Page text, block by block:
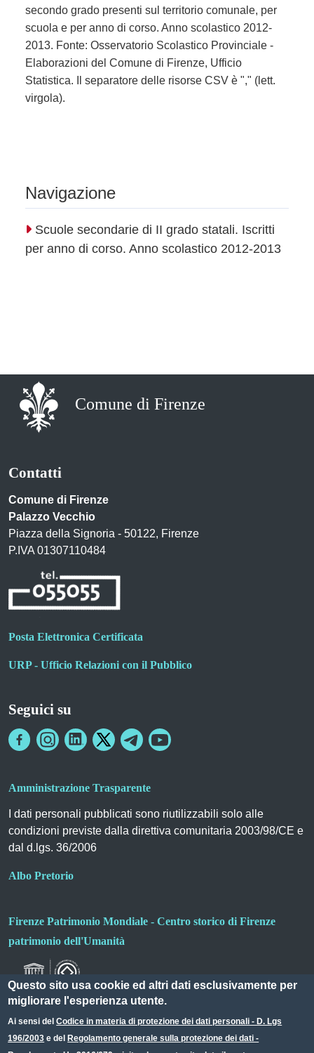
secondo grado presenti sul territorio comunale, per
scuola e per anno di corso. Anno scolastico 2012-
2013. Fonte: Osservatorio Scolastico Provinciale -
Elaborazioni del Comune di Firenze, Ufficio
Statistica. Il separatore delle risorse CSV è "," (lett.
virgola).
Navigazione
Scuole secondarie di II grado statali. Iscritti
per anno di corso. Anno scolastico 2012-2013
Comune di Firenze
Contatti
Comune di Firenze
Palazzo Vecchio
Piazza della Signoria - 50122, Firenze
P.IVA 01307110484
Posta Elettronica Certificata
URP - Ufficio Relazioni con il Pubblico
Seguici su
Amministrazione Trasparente
I dati personali pubblicati sono riutilizzabili solo alle
condizioni previste dalla direttiva comunitaria 2003/98/CE e
dal d.lgs. 36/2006
Albo Pretorio
Firenze Patrimonio Mondiale - Centro storico di Firenze
patrimonio dell'Umanità
Small prints
Useful links section
Questo sito usa cookie ed altri dati esclusivamente per
migliorare l'esperienza utente.
Ai sensi delCodice in materia di protezione dei dati personali - D. Lgs
196/2003 e del Regolamento generale sulla protezione dei dati -